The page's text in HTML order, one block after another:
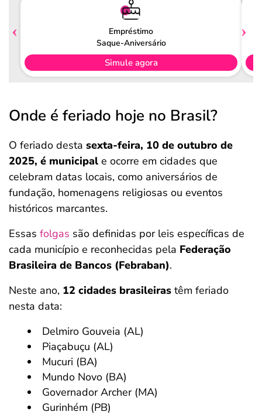
Empréstimo
Saque-Aniversário
Simule agora
Onde é feriado hoje no Brasil?
O feriado desta sexta-feira, 10 de outubro de
2025, é municipal e ocorre em cidades que
celebram datas locais, como aniversários de
fundação, homenagens religiosas ou eventos
históricos marcantes.
Essas folgas são definidas por leis específicas de
cada município e reconhecidas pela Federação
Brasileira de Bancos (Febraban).
Neste ano, 12 cidades brasileiras têm feriado
nesta data:
Delmiro Gouveia (AL)
Piaçabuçu (AL)
Mucuri (BA)
Mundo Novo (BA)
Governador Archer (MA)
Gurinhém (PB)